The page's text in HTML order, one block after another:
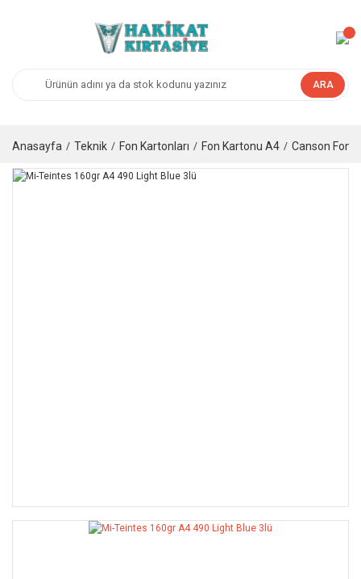
ARA
Anasayfa Teknik Fon Kartonları Fon Kartonu A4 Canson Fon